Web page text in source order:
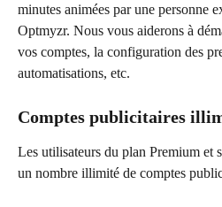
minutes animées par une personne
Optmyzr. Nous vous aiderons à
vos comptes, la configuration des
automatisations, etc.
Comptes publicitaires
Les utilisateurs du plan Premium et
un nombre illimité de comptes